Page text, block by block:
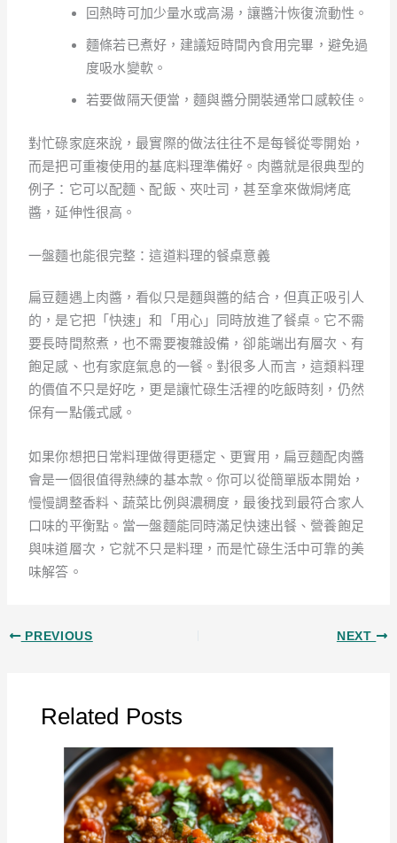
回熱時可加少量水或高湯，讓醬汁恢復流動性。
麵條若已煮好，建議短時間內食用完畢，避免過
度吸水變軟。
若要做隔天便當，麵與醬分開裝通常口感較佳。
對忙碌家庭來說，最實際的做法往往不是每餐從零開始，
而是把可重複使用的基底料理準備好。肉醬就是很典型的
例子：它可以配麵、配飯、夾吐司，甚至拿來做焗烤底
醬，延伸性很高。
一盤麵也能很完整：這道料理的餐桌意義
扁豆麵遇上肉醬，看似只是麵與醬的結合，但真正吸引人
的，是它把「快速」和「用心」同時放進了餐桌。它不需
要長時間熬煮，也不需要複雜設備，卻能端出有層次、有
飽足感、也有家庭氣息的一餐。對很多人而言，這類料理
的價值不只是好吃，更是讓忙碌生活裡的吃飯時刻，仍然
保有一點儀式感。
如果你想把日常料理做得更穩定、更實用，扁豆麵配肉醬
會是一個很值得熟練的基本款。你可以從簡單版本開始，
慢慢調整香料、蔬菜比例與濃稠度，最後找到最符合家人
口味的平衡點。當一盤麵能同時滿足快速出餐、營養飽足
與味道層次，它就不只是料理，而是忙碌生活中可靠的美
味解答。
PREVIOUS NEXT
Related Posts